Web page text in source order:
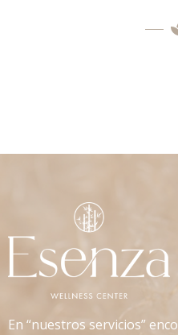
En “nuestros servicios”